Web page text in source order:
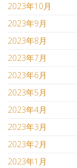
2023年10月
2023年9月
2023年8月
2023年7月
2023年6月
2023年5月
2023年4月
2023年3月
2023年2月
2023年1月